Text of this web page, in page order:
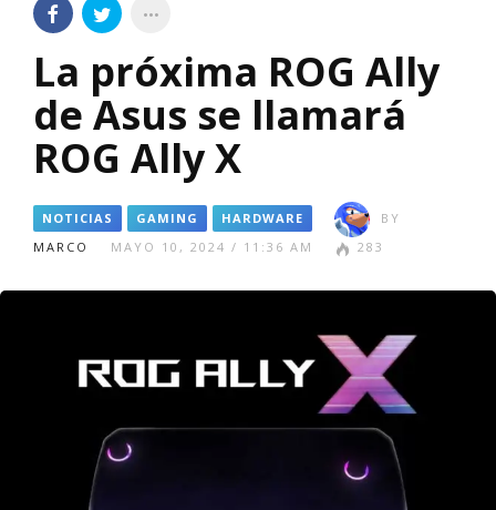
La próxima ROG Ally
de Asus se llamará
ROG Ally X
NOTICIAS GAMING HARDWARE
BY
MARCO
MAYO 10, 2024 / 11:36 AM 283